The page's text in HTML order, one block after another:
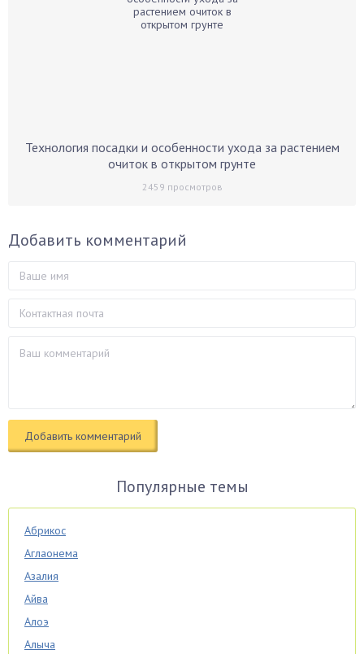
Технология посадки и особенности ухода за растением
очиток в открытом грунте
2459 просмотров
Добавить комментарий
Популярные темы
Абрикос
Аглаонема
Азалия
Айва
Алоэ
Алыча